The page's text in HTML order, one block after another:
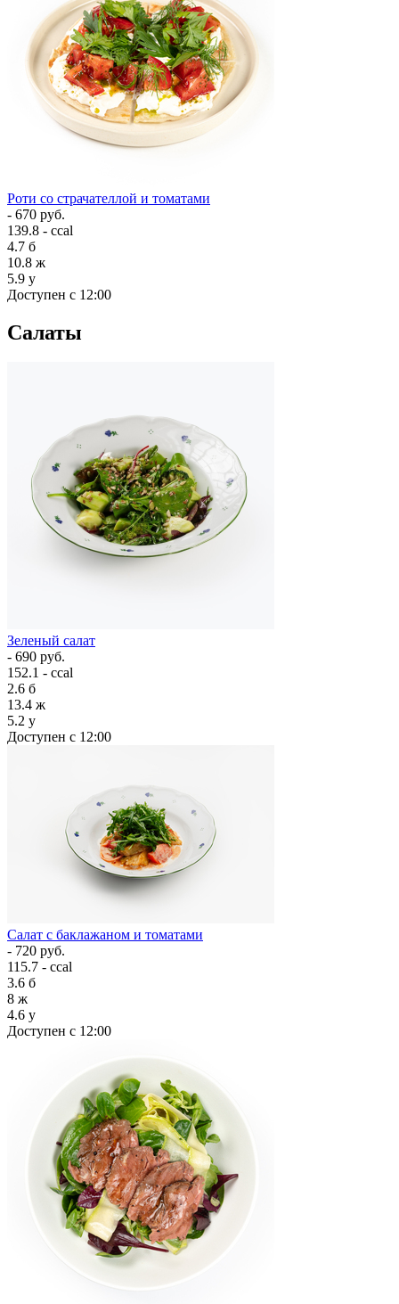
Роти со страчателлой и томатами
- 670 руб.
139.8 - ccal
4.7 б
10.8 ж
5.9 у
Доступен с 12:00
Салаты
Зеленый салат
- 690 руб.
152.1 - ccal
2.6 б
13.4 ж
5.2 у
Доступен с 12:00
Салат с баклажаном и томатами
- 720 руб.
115.7 - ccal
3.6 б
8 ж
4.6 у
Доступен с 12:00